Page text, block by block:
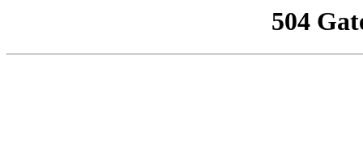
504